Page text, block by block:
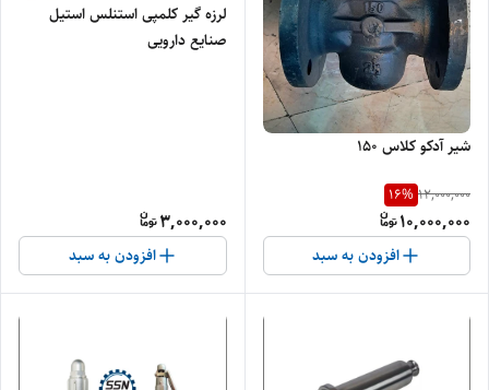
شیر آدکو کلاس ۱۵۰
12,000,000
16%
10,000,000
افزودن به سبد
لرزه گیر کلمپی استنلس استیل
صنایع دارویی
3,000,000
افزودن به سبد